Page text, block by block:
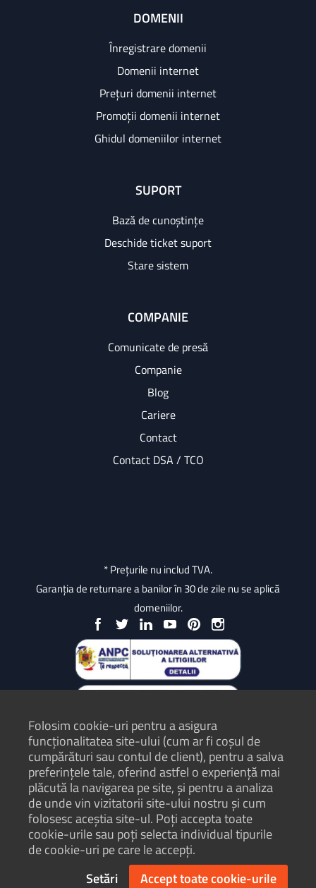
DOMENII
Înregistrare domenii
Domenii internet
Prețuri domenii internet
Promoții domenii internet
Ghidul domeniilor internet
SUPORT
Bază de cunoștințe
Deschide ticket suport
Stare sistem
COMPANIE
Comunicate de presă
Companie
Blog
Cariere
Contact
Contact DSA / TCO
* Prețurile nu includ TVA.
Garanția de returnare a banilor în 30 de zile nu se aplică
domeniilor.
Protecția Consumatorilor - ANPC
Termeni și condiții
Politică de confidențialitate
Hartă site
Folosim cookie-uri pentru a asigura
funcționalitatea site-ului (cum ar fi coșul de
cumpărături sau contul de client), pentru a salva
preferințele tale, oferind astfel o experiență mai
plăcută la navigarea pe site, și pentru a analiza
de unde vin vizitatorii site-ului nostru și cum
folosesc aceștia site-ul. Poți accepta toate
cookie-urile sau poți selecta individual tipurile
de cookie-uri pe care le accepți.
Setări
Accept toate cookie-urile